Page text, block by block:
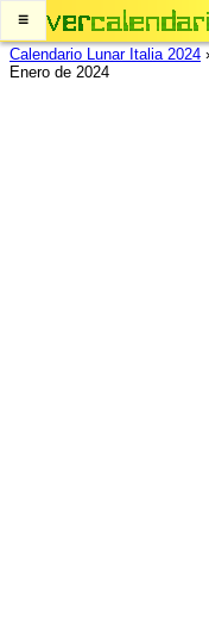
≡
Calendario Lunar Italia 2024 ›
Enero de 2024